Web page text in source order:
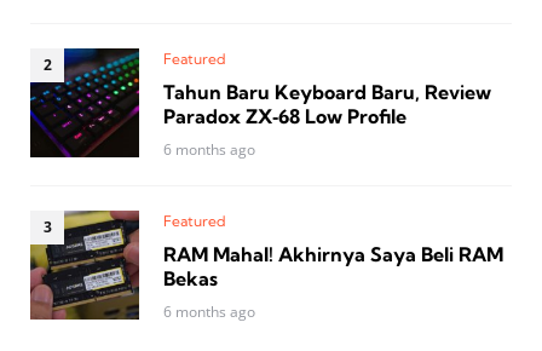
Featured
Tahun Baru Keyboard Baru, Review
Paradox ZX‑68 Low Profile
6 months ago
Featured
RAM Mahal! Akhirnya Saya Beli RAM
Bekas
6 months ago